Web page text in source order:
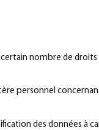
nombre de
personnel
des données